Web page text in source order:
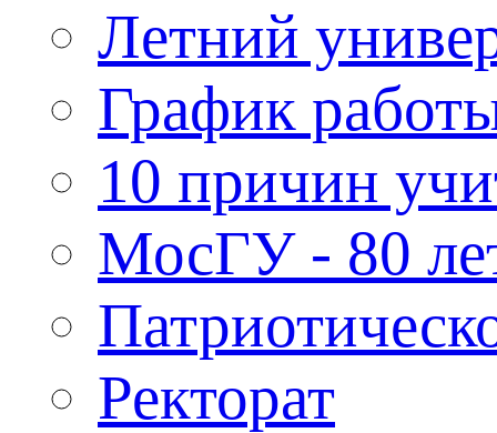
Летний
График
10 причин
МосГУ - 80
Ректорат